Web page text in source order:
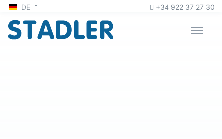
Zum Inhalt
DE +34 922 37 27 30